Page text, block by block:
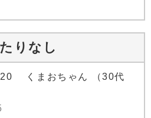
りなし
くまおちゃん （30代